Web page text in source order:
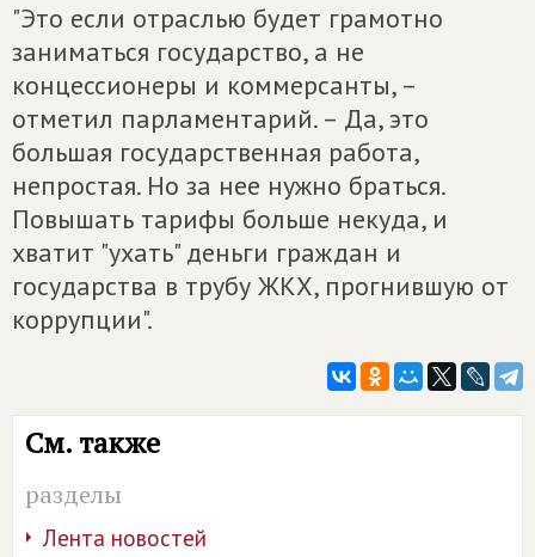
"Это если отраслью будет грамотно
заниматься государство, а не
концессионеры и коммерсанты, –
отметил парламентарий. – Да, это
большая государственная работа,
непростая. Но за нее нужно браться.
Повышать тарифы больше некуда, и
хватит "ухать" деньги граждан и
государства в трубу ЖКХ, прогнившую от
коррупции".
См. также
разделы
Лента новостей